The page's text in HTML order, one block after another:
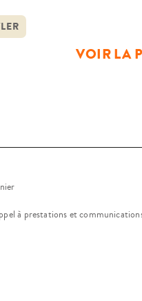
sur invitation
VOIR LA
à prestations et